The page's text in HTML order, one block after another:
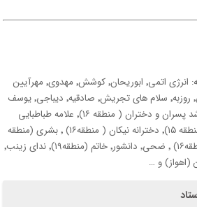
بیش از ۲۰ سال سابقه تدریس در مراکز آموزشی برتر سراسر کشور از جمله: انرژی اتمی٬ ابوریحان٬ کوشش٬ مهدوی٬ مهرآیین
پسران ٬ مهرآیین دختران٬ فرزانگان٬ سلام سبز٬ خیام (کرج)٬ نرجس٬ جامی٬ روزبه٬ سلام های تجریش٬ صادقیه٬ دیباجی٬ یوسف
آباد٬ همت٬ایران زمین و نجم الثاقب٬ فریده سلیمی٬ ابوعلی سینا٬ نمونه رشد پسران و دختران ( منطقه ۱۶)٬ علامه طباطبایی
آبشناسان٬ علامه بهپویان٬ رهیار٬ امام خمینی( منطقه ۱۶)٬ شهدای کارگر ( منطقه ۱۵)٬ دخترانه نیکان ( منطقه۱۶) ٬ بشری (منطقه
۱۹)٬ فرشتگان٬ موسسه کائو ٬ قلمچی (ساوه) ٬ موسسه مرآت٬ مبتکران( منطقه۱۶) ٬ ضحی٬ دانشور٬ خاتم (منطقه۱۹)٬ ندای زینب٬